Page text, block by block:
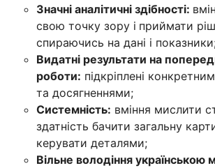
Значні аналітичні здібності:
свою точку зору і приймати
спираючись на дані і
Видатні результати на
роботи: підкріплені
та досягненнями;
Системність: вміння мислити
здатність бачити загальну
керувати деталями;
Вільне володіння українською